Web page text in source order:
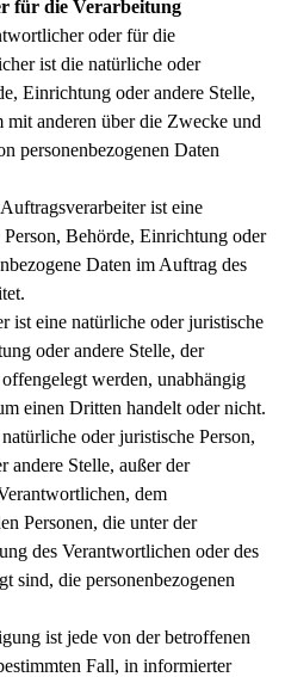
für die Verarbeitung
oder für die
ist die natürliche oder
Einrichtung oder andere Stelle,
mit anderen über die Zwecke und
personenbezogenen Daten
Auftragsverarbeiter ist eine
Behörde, Einrichtung oder
Daten im Auftrag des
ist eine natürliche oder juristische
oder andere Stelle, der
werden, unabhängig
einen Dritten handelt oder nicht.
oder juristische Person,
andere Stelle, außer der
dem
Personen, die unter der
des Verantwortlichen oder des
sind, die personenbezogenen
ist jede von der betroffenen
Fall, in informierter